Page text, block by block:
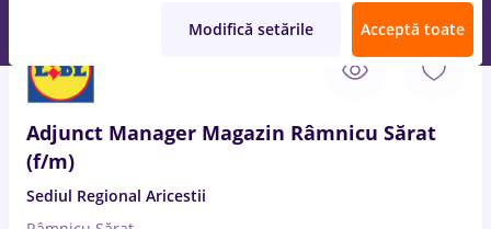
Adjunct Manager Magazin Râmnicu Sărat
(f/m)
Sediul Regional Aricestii
Modifică setările Acceptă toate